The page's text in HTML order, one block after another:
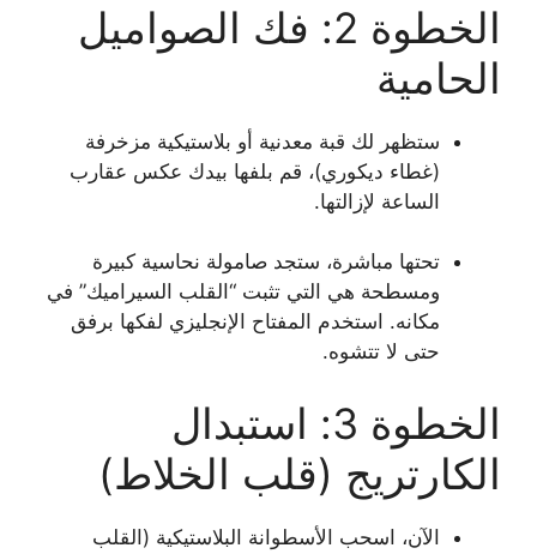
الخطوة 2: فك الصواميل
الحامية
ستظهر لك قبة معدنية أو بلاستيكية مزخرفة
(غطاء ديكوري)، قم بلفها بيدك عكس عقارب
الساعة لإزالتها.
تحتها مباشرة، ستجد صامولة نحاسية كبيرة
ومسطحة هي التي تثبت “القلب السيراميك” في
مكانه. استخدم المفتاح الإنجليزي لفكها برفق
حتى لا تتشوه.
الخطوة 3: استبدال
الكارتريج (قلب الخلاط)
الآن، اسحب الأسطوانة البلاستيكية (القلب